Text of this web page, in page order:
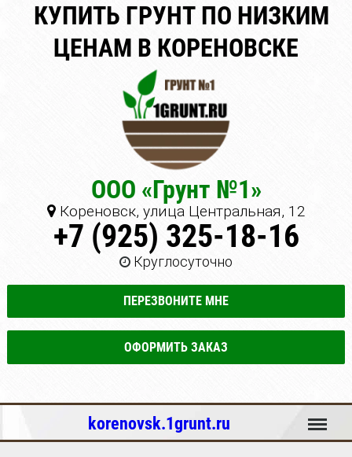
КУПИТЬ ГРУНТ ПО НИЗКИМ
ЦЕНАМ В КОРЕНОВСКЕ
ООО «Грунт №1»
Кореновск, улица Центральная, 12
+7 (925) 325-18-16
Круглосуточно
ПЕРЕЗВОНИТЕ МНЕ
ОФОРМИТЬ ЗАКАЗ
korenovsk.1grunt.ru Меню